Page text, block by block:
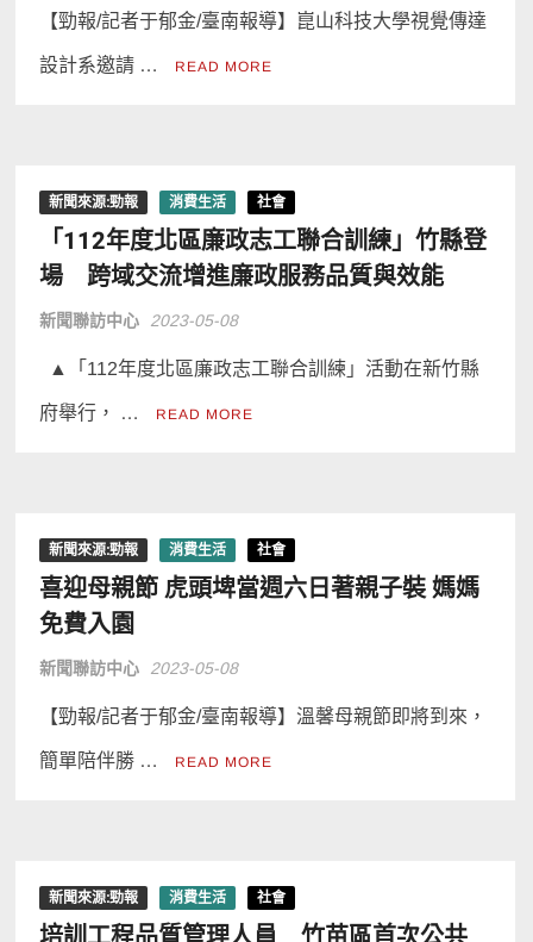
【勁報/記者于郁金/臺南報導】崑山科技大學視覺傳達
設計系邀請 … READ MORE
新聞來源:勁報 消費生活 社會
「112年度北區廉政志工聯合訓練」竹縣登
場 跨域交流增進廉政服務品質與效能
新聞聯訪中心 2023-05-08
▲「112年度北區廉政志工聯合訓練」活動在新竹縣
府舉行， … READ MORE
新聞來源:勁報 消費生活 社會
喜迎母親節 虎頭埤當週六日著親子裝 媽媽
免費入園
新聞聯訪中心 2023-05-08
【勁報/記者于郁金/臺南報導】溫馨母親節即將到來，
簡單陪伴勝 … READ MORE
新聞來源:勁報 消費生活 社會